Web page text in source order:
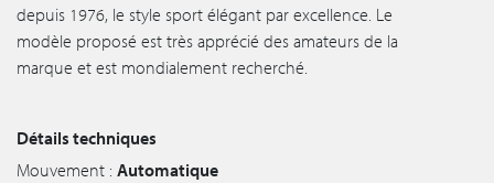
depuis 1976, le style sport élégant par excellence. Le
modèle proposé est très apprécié des amateurs de la
marque et est mondialement recherché.
Détails techniques
Mouvement : Automatique